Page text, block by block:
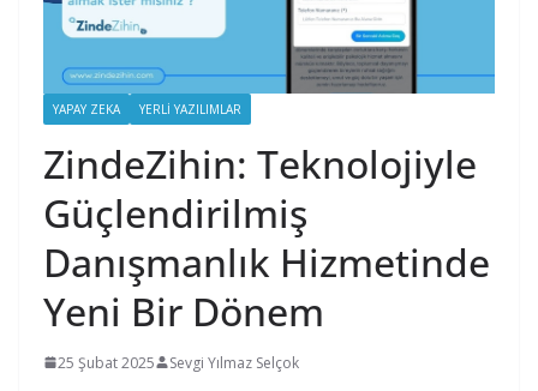
YAPAY ZEKA YERLI YAZILIMLAR
ZindeZihin: Teknolojiyle
Güçlendirilmiş
Danışmanlık Hizmetinde
Yeni Bir Dönem
25 Şubat 2025 Sevgi Yılmaz Selçok